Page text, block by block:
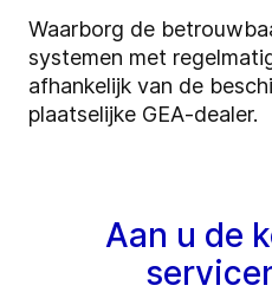
Waarborg de
systemen met
afhankelijk van de
plaatselijke GEA-dealer.
Aan u de